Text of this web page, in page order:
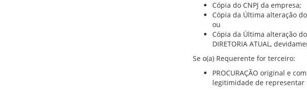
Cópia do CNPJ da empresa;
Cópia da Última alteração
ou
Cópia da Última alteração do
DIRETORIA ATUAL,
Se o(a) Requerente for terceiro:
PROCURAÇÃO original e
legitimidade de